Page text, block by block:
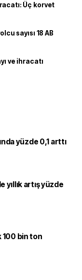
Üç korvet
sayısı 18 AB
ve ihracatı
yüzde 0,1 arttı
yıllık artış yüzde
100 bin ton